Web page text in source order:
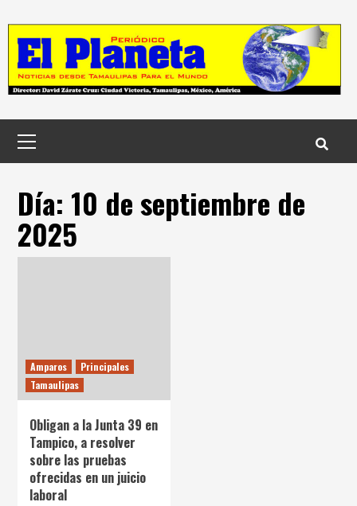
to
content
principal
Día: 10 de septiembre de
2025
Amparos
Principales
Tamaulipas
Obligan a la Junta 39 en
Tampico, a resolver
sobre las pruebas
ofrecidas en un juicio
laboral